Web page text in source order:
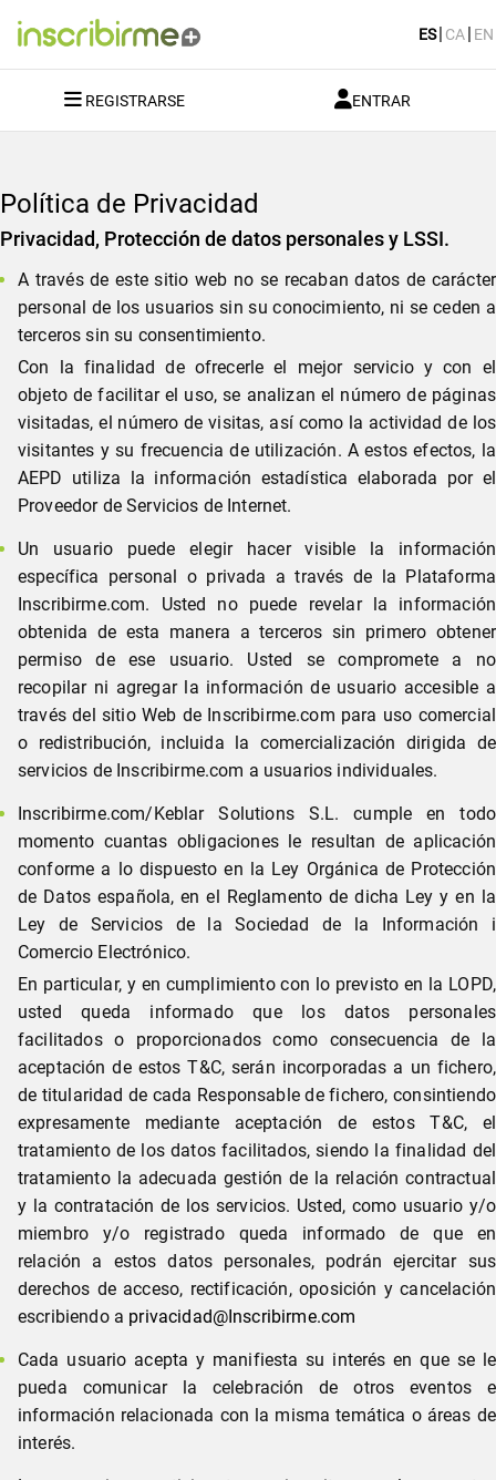
|
|
REGISTRARSE ENTRAR
Política de Privacidad
Privacidad, Protección de datos personales y LSSI.
A través de este sitio web no se recaban datos de carácter
personal de los usuarios sin su conocimiento, ni se ceden a
terceros sin su consentimiento.
Con la finalidad de ofrecerle el mejor servicio y con el
objeto de facilitar el uso, se analizan el número de páginas
visitadas, el número de visitas, así como la actividad de los
visitantes y su frecuencia de utilización. A estos efectos, la
AEPD utiliza la información estadística elaborada por el
Proveedor de Servicios de Internet.
Un usuario puede elegir hacer visible la información
específica personal o privada a través de la Plataforma
Inscribirme.com. Usted no puede revelar la información
obtenida de esta manera a terceros sin primero obtener
permiso de ese usuario. Usted se compromete a no
recopilar ni agregar la información de usuario accesible a
través del sitio Web de Inscribirme.com para uso comercial
o redistribución, incluida la comercialización dirigida de
servicios de Inscribirme.com a usuarios individuales.
Inscribirme.com/Keblar Solutions S.L. cumple en todo
momento cuantas obligaciones le resultan de aplicación
conforme a lo dispuesto en la Ley Orgánica de Protección
de Datos española, en el Reglamento de dicha Ley y en la
Ley de Servicios de la Sociedad de la Información i
Comercio Electrónico.
En particular, y en cumplimiento con lo previsto en la LOPD,
usted queda informado que los datos personales
facilitados o proporcionados como consecuencia de la
aceptación de estos T&C, serán incorporadas a un fichero,
de titularidad de cada Responsable de fichero, consintiendo
expresamente mediante aceptación de estos T&C, el
tratamiento de los datos facilitados, siendo la finalidad del
tratamiento la adecuada gestión de la relación contractual
y la contratación de los servicios. Usted, como usuario y/o
miembro y/o registrado queda informado de que en
relación a estos datos personales, podrán ejercitar sus
derechos de acceso, rectificación, oposición y cancelación
escribiendo a privacidad@Inscribirme.com
Cada usuario acepta y manifiesta su interés en que se le
pueda comunicar la celebración de otros eventos e
información relacionada con la misma temática o áreas de
interés.